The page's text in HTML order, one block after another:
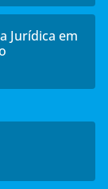
Jurídica em